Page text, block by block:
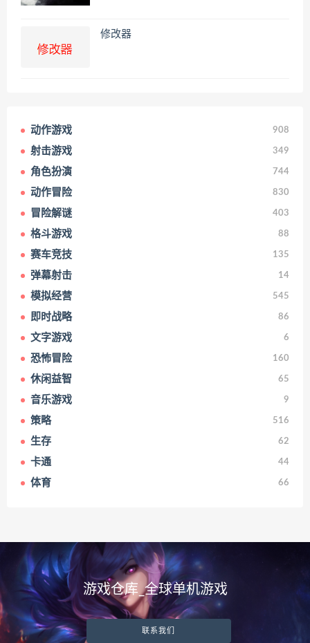
修改器
动作游戏 908
射击游戏 349
角色扮演 744
动作冒险 830
冒险解谜 403
格斗游戏 88
赛车竞技 135
弹幕射击 14
模拟经营 545
即时战略 86
文字游戏 6
恐怖冒险 160
休闲益智 65
音乐游戏 9
策略 516
生存 62
卡通 44
体育 66
游戏仓库_全球单机游戏
联系我们